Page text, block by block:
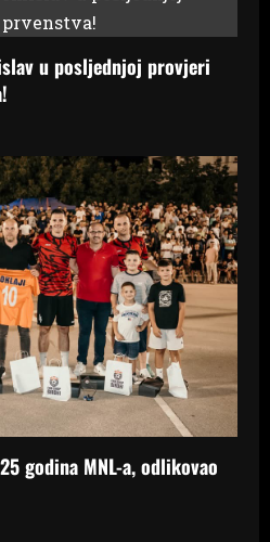
u posljednjoj provjeri
godina MNL-a, odlikovao